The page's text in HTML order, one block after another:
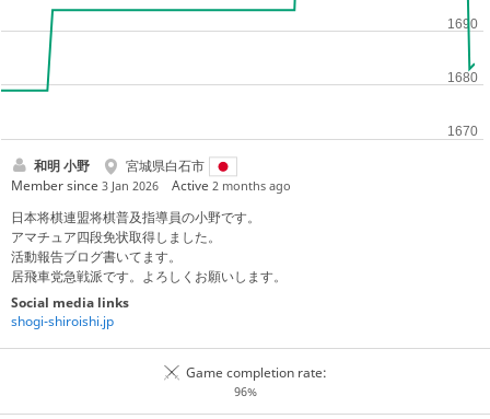
和明 小野
宮城県白石市
Member since 3 Jan 2026 Active2 months ago
日本将棋連盟将棋普及指導員の小野です。
アマチュア四段免状取得しました。
活動報告ブログ書いてます。
居飛車党急戦派です。よろしくお願いします。
Social media links
shogi-shiroishi.jp
Game completion rate:
96%